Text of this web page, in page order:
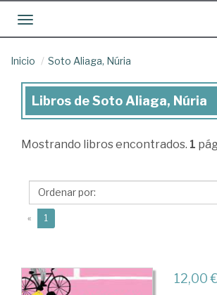
Toggle navigation
Inicio Soto Aliaga, Núria
Libros
Soto
Núria
Libros de Soto Aliaga, Núria
Mostrando libros encontrados. 1
« 1
12,00 €